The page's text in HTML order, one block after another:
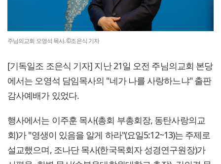
주님의교회 오영석 목사. ©조은식 기자
[기독일조 조은식 기자] 지난 21일 오전 주님의교회 본당
에서는 오영석 담임목사의 "네가 나를 사랑하느냐" 출판
감사예배가 있었다.
행사에서는 이주훈 목사(총회 부총회장, 동탄사랑의교
회)가 "영생이 있음을 알게 하라"(요일5:12~13)는 주제로
설교했으며, 조나단 목사(한국목회자 성경연구원장)가